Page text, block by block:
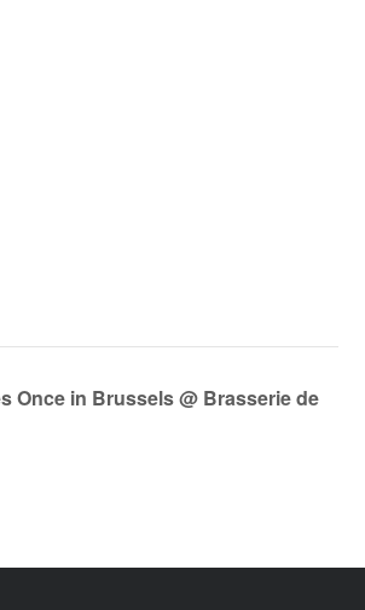
Once in Brussels @ Brasserie de